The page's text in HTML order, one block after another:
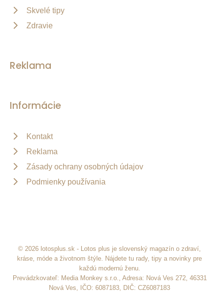
Skvelé tipy
Zdravie
Reklama
Informácie
Kontakt
Reklama
Zásady ochrany osobných údajov
Podmienky používania
© 2026 lotosplus.sk - Lotos plus je slovenský magazín o zdraví,
kráse, móde a životnom štýle. Nájdete tu rady, tipy a novinky pre
každú modernú ženu.
Prevádzkovateľ: Media Monkey s.r.o., Adresa: Nová Ves 272, 46331
Nová Ves, IČO: 6087183, DIČ: CZ6087183